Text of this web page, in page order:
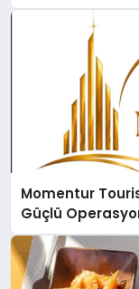
Momentur
Güçlü